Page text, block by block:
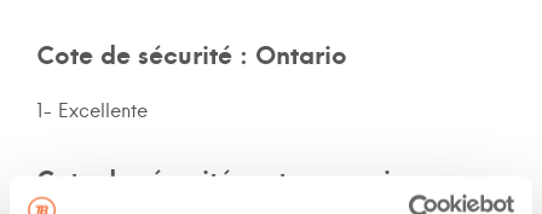
Cote de sécurité : Ontario
1- Excellente
Cote de sécurité: autres provinces